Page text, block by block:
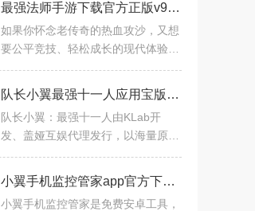
最强法师手游下载官方正版v999.1安卓版
如果你怀念老传奇的热血攻沙，又想
要公平竞技、轻松成长的现代体验，
不氪、福利拉满”三大特色，带你重
回沙城王座，书写属于自
队长小翼最强十一人应用宝版下载2026最新版v7.0.1安卓版
队长小翼：最强十一人由KLab开
发、盖娅互娱代理发行，以海量原作
略对战、高清3D必杀技动画重现为
三大核心支柱——一线声优配音
小翼手机监控管家app官方下载2026最新版v1.0.0安卓版
小翼手机监控管家是免费安卓工具，